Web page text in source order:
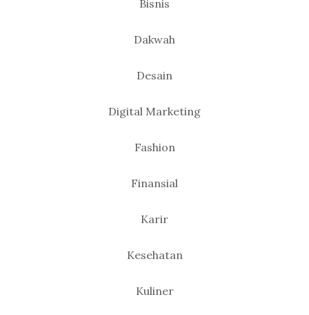
Bisnis
Dakwah
Desain
Digital Marketing
Fashion
Finansial
Karir
Kesehatan
Kuliner